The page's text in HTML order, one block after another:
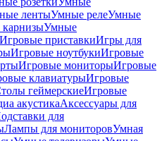
лентыУмные релеУмные
Умные
Игровые приставкиИгры для
Игровые ноутбукиИгровые
Игровые мониторыИгровые
клавиатурыИгровые
геймерскиеИгровые
акустикаАксессуары для
для
Лампы для мониторовУмная